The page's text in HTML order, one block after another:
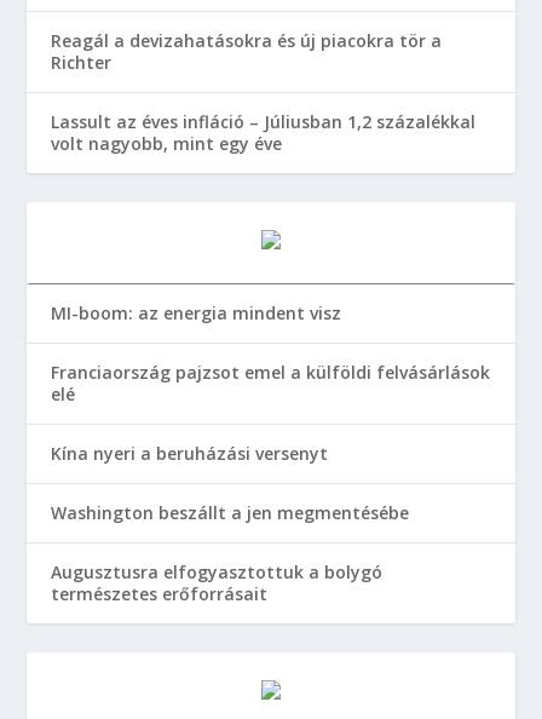
Reagál a devizahatásokra és új piacokra tör a
Richter
Lassult az éves infláció – Júliusban 1,2 százalékkal
volt nagyobb, mint egy éve
MI-boom: az energia mindent visz
Franciaország pajzsot emel a külföldi felvásárlások
elé
Kína nyeri a beruházási versenyt
Washington beszállt a jen megmentésébe
Augusztusra elfogyasztottuk a bolygó
természetes erőforrásait